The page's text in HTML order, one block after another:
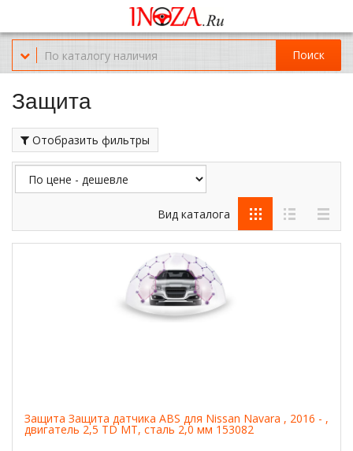
Офис обслуживания г.Краснодар (KRD) Куликова Поля 2 (магазин
Нож-мясо)
8-(967)-300-69-11
Поиск
Защита
Отобразить фильтры
Вид каталога
Защита Защита датчика ABS для Nissan Navara , 2016 - ,
двигатель 2,5 TD МТ, сталь 2,0 мм 153082